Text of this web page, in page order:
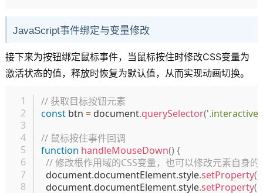
JavaScript事件绑定与变量修改
接下来为按钮绑定鼠标事件，当鼠标按住时修改CSS变量为
激活状态的值，释放时恢复为默认值，从而实现动画切换。
// 获取目标按钮元素
const btn = document.querySelector(
// 鼠标按住事件回调
function handleMouseDown() {
// 修改根作用域的CSS变量，也可以修改元素自身的
  document
.documentElement.style.setProperty(
  document
.documentElement.style.setProperty(